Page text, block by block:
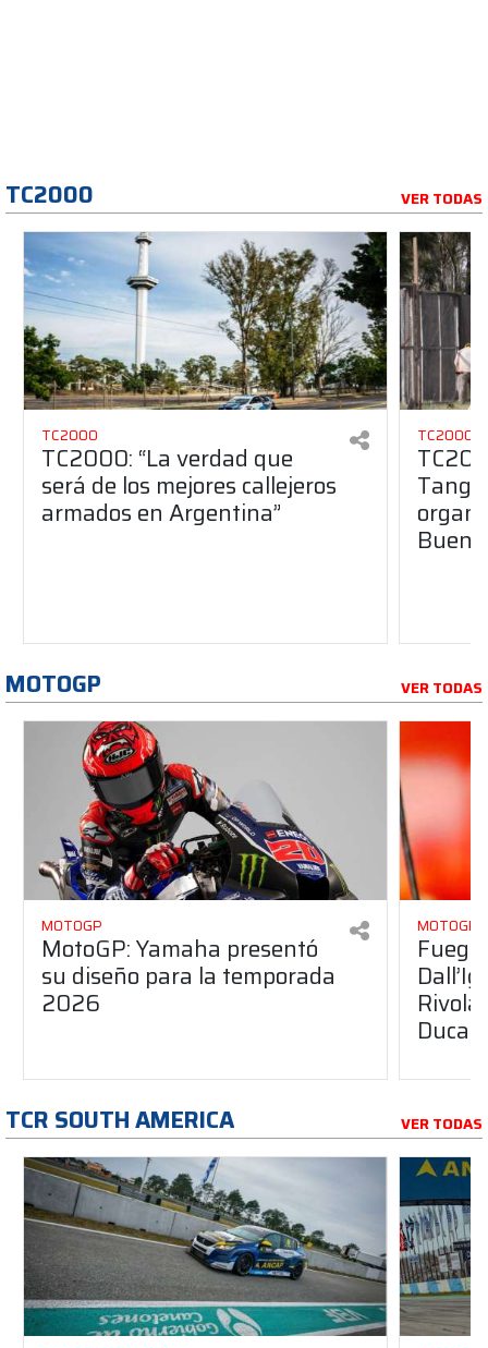
TC2000 VER TODAS
TC2000
TC2000: “La verdad que
será de los mejores callejeros
armados en Argentina”
TC2000
MOTOGP VER TODAS
MOTOGP
MotoGP: Yamaha presentó
su diseño para la temporada
2026
MOTOGP
Ducati
TCR SOUTH AMERICA VER TODAS